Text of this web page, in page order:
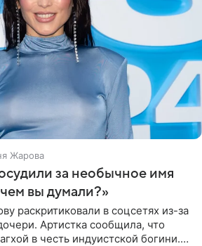
Жарова
за необычное имя
вы думали?»
раскритиковали в соцсетях из-за
Артистка сообщила, что
в честь индуистской богини.